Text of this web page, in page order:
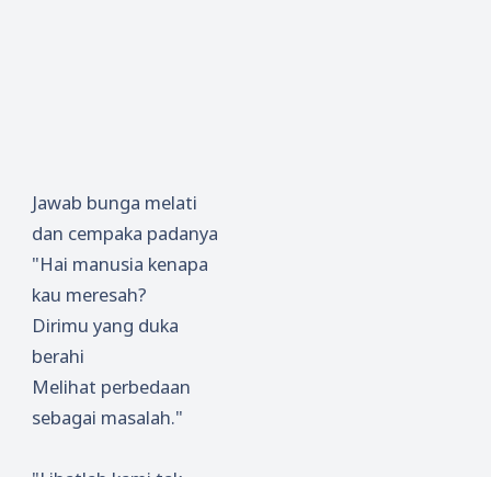
Jawab bunga melati
dan cempaka padanya
"Hai manusia kenapa
kau meresah?
Dirimu yang duka
berahi
Melihat perbedaan
sebagai masalah."